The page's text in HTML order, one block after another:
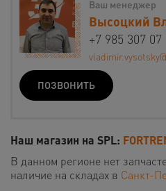
Ваш менеджер
Высоцкий
+7 985 307 07
ПОЗВОНИТЬ
Наш магазин на SPL:
В данном регионе нет
наличие на складах в Санкт-